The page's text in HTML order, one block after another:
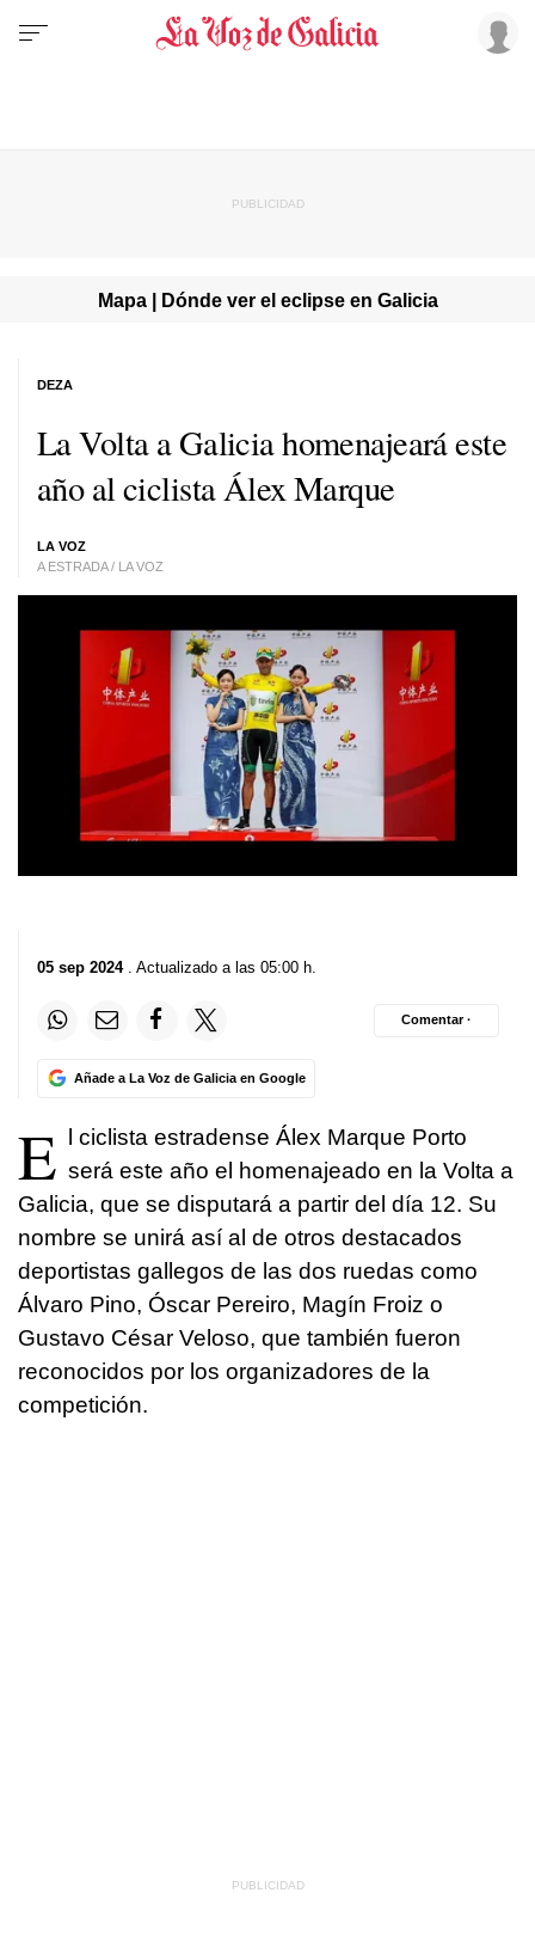
Mapa | Dónde ver el eclipse en Galicia
La Volta a Galicia homenajeará este
año al ciclista Álex Marque
LA VOZ
A ESTRADA / LA VOZ
DEZA
05 sep 2024. Actualizado a las 05:00 h.
Añade a La Voz de Galicia en Google
Comentar ·
E l ciclista estradense Álex Marque Porto
será este año el homenajeado en la Volta a
Galicia, que se disputará a partir del día 12. Su
nombre se unirá así al de otros destacados
deportistas gallegos de las dos ruedas como
Álvaro Pino, Óscar Pereiro, Magín Froiz o
Gustavo César Veloso, que también fueron
reconocidos por los organizadores de la
competición.